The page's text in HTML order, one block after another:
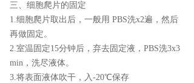
三、细胞爬片的固定
1.细胞爬片取出后，一般用 PBS洗x2遍，然后
再做固定。
2.室温固定15分钟后，弃去固定液，PBS洗3x3
min，洗尽液体。
3.将表面液体吹干，入-20℃保存